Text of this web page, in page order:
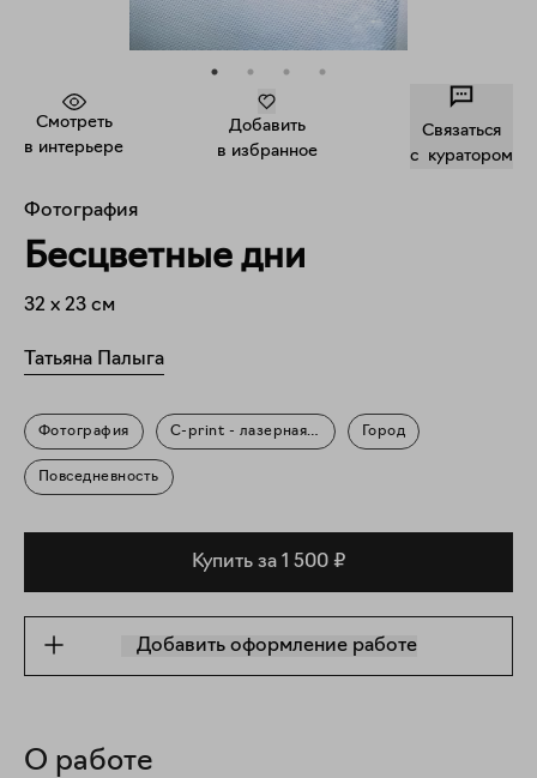
Смотреть
в интерьере
Добавить
в избранное
Связаться
c куратором
Фотография
Бесцветные дни
32 x 23 см
Татьяна Палыга
Фотография C-print - лазерная оптическая печать
Город
Повседневность
Купить за 1 500 ₽
Добавить оформление работе
О работе